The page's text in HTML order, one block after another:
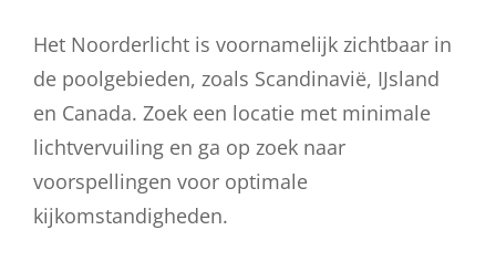
Het Noorderlicht is voornamelijk zichtbaar in
de poolgebieden, zoals Scandinavië, IJsland
en Canada. Zoek een locatie met minimale
lichtvervuiling en ga op zoek naar
voorspellingen voor optimale
kijkomstandigheden.